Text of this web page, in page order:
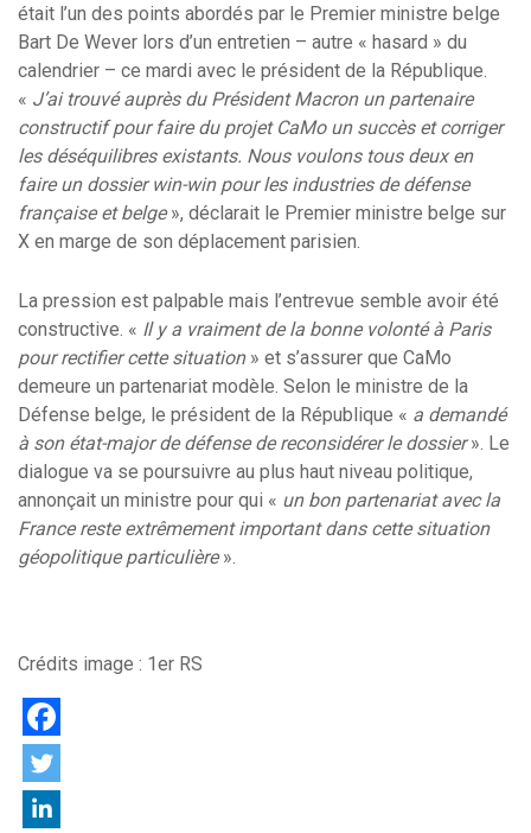
était l’un des points abordés par le Premier ministre belge
Bart De Wever lors d’un entretien – autre « hasard » du
calendrier – ce mardi avec le président de la République.
« J’ai trouvé auprès du Président Macron un partenaire
constructif pour faire du projet CaMo un succès et corriger
les déséquilibres existants. Nous voulons tous deux en
faire un dossier win-win pour les industries de défense
française et belge», déclarait le Premier ministre belge sur
X en marge de son déplacement parisien.
La pression est palpable mais l’entrevue semble avoir été
constructive. « Il y a vraiment de la bonne volonté à Paris
pour rectifier cette situation» et s’assurer que CaMo
demeure un partenariat modèle. Selon le ministre de la
Défense belge, le président de la République « a demandé
à son état-major de défense de reconsidérer le dossier». Le
dialogue va se poursuivre au plus haut niveau politique,
annonçait un ministre pour qui « un bon partenariat avec la
France reste extrêmement important dans cette situation
géopolitique particulière».
Crédits image : 1er RS